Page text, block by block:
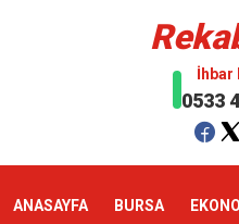
İhbar
0533
ANASAYFA BURSA